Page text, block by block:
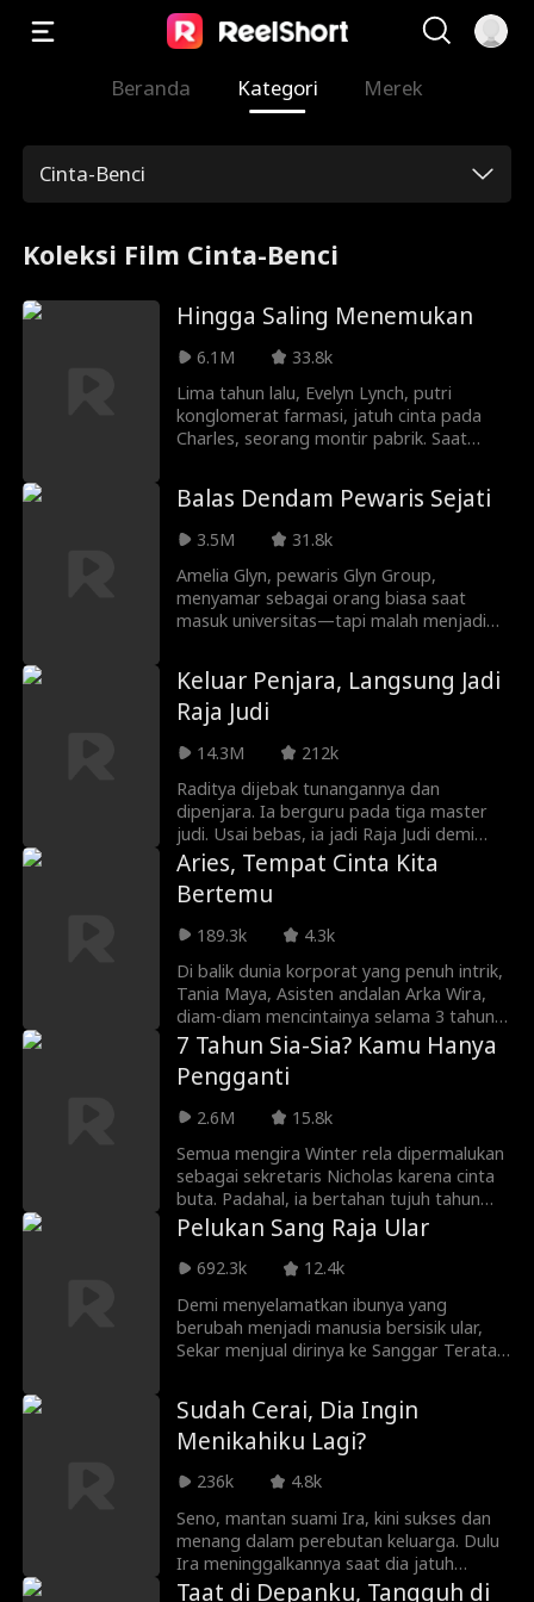
Beranda Kategori Merek
Cinta-Benci
Koleksi Film Cinta-Benci
Hingga Saling Menemukan
6.1M
33.8k
Lima tahun lalu, Evelyn Lynch, putri
konglomerat farmasi, jatuh cinta pada
Charles, seorang montir pabrik. Saat
ayah memanfaatkan nyawa putrinya
sebagai alat tawar: Charles harus pergi,
atau Evelyn takkan mendapat
transplantasi yang bisa
menyelamatkannya. Menghadapi pilihan
mustahil, Charles mengorbankan cintanya
dan menghilang, hanya agar Evelyn bisa
Balas Dendam Pewaris Sejati
3.5M
31.8k
Amelia Glyn, pewaris Glyn Group,
menyamar sebagai orang biasa saat
masuk universitas—tapi malah menjadi
mencuri jatah masuknya. Saat identitas
asli Amelia dan rahasia besar tentang
anak haram ayahnya terungkap,
nama dan kekayaan keluarga pun
meletus.
Keluar Penjara, Langsung Jadi
Raja Judi
14.3M
212k
Raditya dijebak tunangannya dan
dipenjara. Ia berguru pada tiga master
judi. Usai bebas, ia jadi Raja Judi demi
balas dendam dan bersumpah mengakhiri
dunia perjudian.
Aries, Tempat Cinta Kita
Bertemu
189.3k
4.3k
Di balik dunia korporat yang penuh intrik,
Tania Maya, Asisten andalan Arka Wira,
diam-diam mencintainya selama 3 tahun.
Dalam perjalanan ke Aires, mereka
membuat kesepakatan. Tania membantu
Arka merebut cinta lamanya, sementara
ia mendapat karier. Namun, kedekatan
mereka justru menumbuhkan perasaan
baru yang nggak bisa dihindari.
7 Tahun Sia-Sia? Kamu Hanya
Pengganti
2.6M
15.8k
Semua mengira Winter rela dipermalukan
sebagai sekretaris Nicholas karena cinta
buta. Padahal, ia bertahan tujuh tahun
demi janji pada mendiang kekasihnya
untuk menjaga Nicholas. Saat Nicholas
menutup mata akan penderitaannya,
ketika Nicholas akhirnya jatuh hati, Winter
sudah menyerah dan pergi.
Pelukan Sang Raja Ular
692.3k
12.4k
Demi menyelamatkan ibunya yang
berubah menjadi manusia bersisik ular,
Sekar menjual dirinya ke Sanggar Teratai.
Ular. Satu malam terlarang membuat
Sekar hamil—dan melahirkan sembilan
telur ular. Saat dituduh siluman dan diburu
seluruh desa, Rakai kembali setelah ujian
langit. Ia menyelamatkan Sekar—dan
menyadari bahwa gadis itu adalah putri
orang yang pernah menyelamatkan
nyawanya.
Sudah Cerai, Dia Ingin
Menikahiku Lagi?
236k
4.8k
Seno, mantan suami Ira, kini sukses dan
menang dalam perebutan keluarga. Dulu
Ira meninggalkannya saat dia jatuh
terpuruk. Demi balas dendam, Seno ingin
Taat di Depanku, Tangguh di